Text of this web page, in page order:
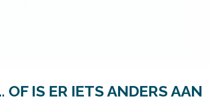
IS ER IETS ANDERS AAN